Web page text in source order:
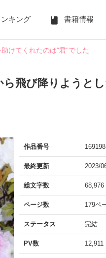
ンキング 書籍情報
けてくれたのは"君"でした
ら飛び降りようと
作品番号
最終更新 2023/
総文字数 68,976
ページ数 179ペ
ステータス 完結
PV数 12,911